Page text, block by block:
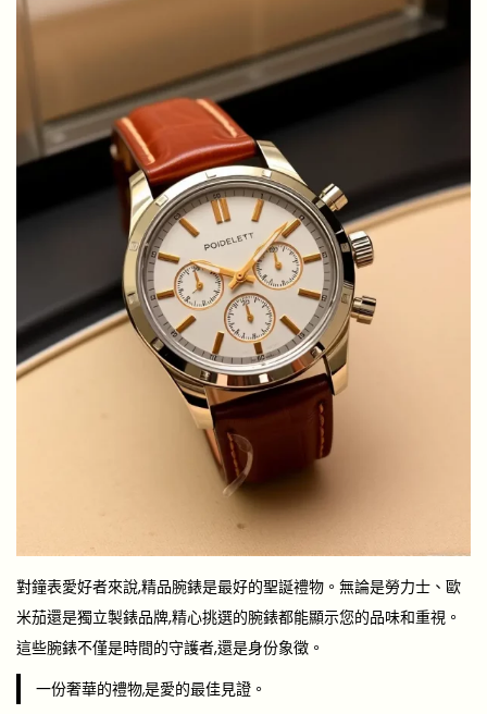
對鐘表愛好者來說,精品腕錶是最好的聖誕禮物。無論是勞力士、歐
米茄還是獨立製錶品牌,精心挑選的腕錶都能顯示您的品味和重視。
這些腕錶不僅是時間的守護者,還是身份象徵。
一份奢華的禮物,是愛的最佳見證。